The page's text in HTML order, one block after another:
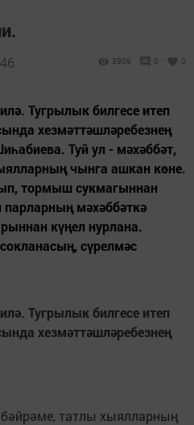
3909 0 0
Тугрылык билгесе итеп
хезмәттәшләребезнең
Туй ул - мәхәббәт,
чынга ашкан көне.
тормыш сукмагыннан
мәхәббәткә
күңел нурлана.
сүрелмәс
Тугрылык билгесе итеп
хезмәттәшләребезнең
татлы хыялларның